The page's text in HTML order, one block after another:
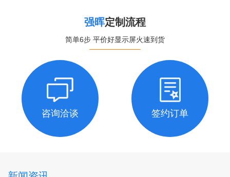
强晖定制流程
简单6步 平价好显示屏火速到货
咨询洽谈 签约订单